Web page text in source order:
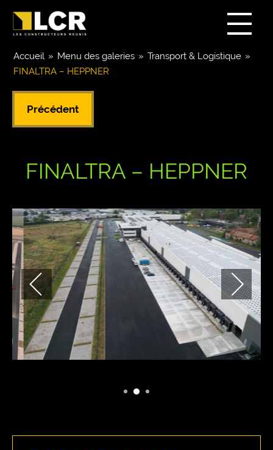
Accueil » Menu des galeries » Transport & Logistique »
FINALTRA – HEPPNER
Précédent
FINALTRA – HEPPNER